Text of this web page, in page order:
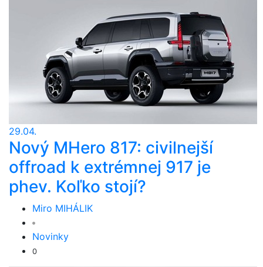
29.04.
Nový MHero 817: civilnejší
offroad k extrémnej 917 je
phev. Koľko stojí?
Miro MIHÁLIK
Novinky
0